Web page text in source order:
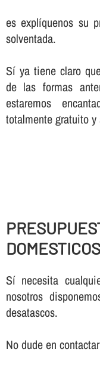
es explíquenos su
solventada.
Sí ya tiene claro
de las formas
estaremos
totalmente gratuito
Sí necesita
nosotros
desatascos.
No dude en